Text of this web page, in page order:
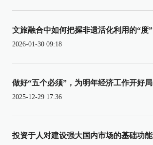
文旅融合中如何把握非遗活化利用的“度”
2026-01-30 09:18
做好“五个必须”，为明年经济工作开好局
2025-12-29 17:36
投资于人对建设强大国内市场的基础功能